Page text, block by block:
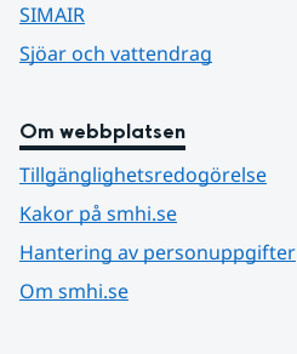
SIMAIR
Sjöar och vattendrag
Om webbplatsen
Tillgänglighetsredogörelse
Kakor på smhi.se
Hantering av personuppgifter
Om smhi.se